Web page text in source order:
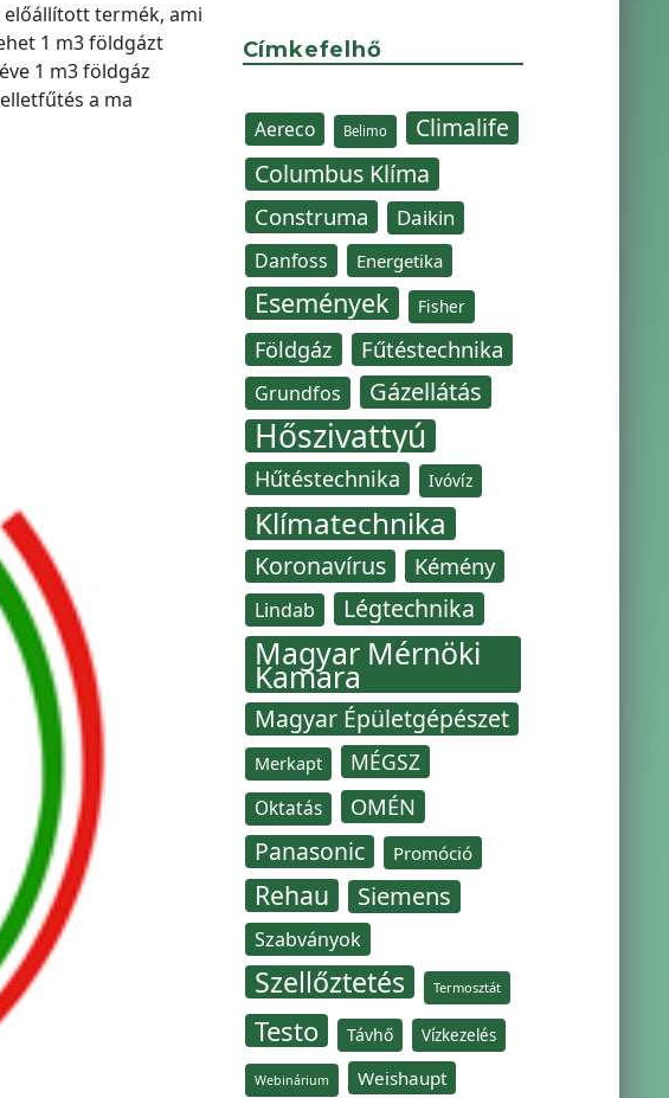
előállított termék, ami
1 m3 földgázt
1 m3 földgáz
a ma
Címkefelhő
Aereco Belimo
Climalife
Columbus Klíma
Construma Daikin
Danfoss Energetika
Események Fisher
Földgáz Fűtéstechnika
Grundfos Gázellátás
Hőszivattyú
Hűtéstechnika Ivóvíz
Klímatechnika
Koronavírus Kémény
Lindab Légtechnika
Magyar Mérnöki
Kamara
Magyar Épületgépészet
Merkapt MÉGSZ
Oktatás OMÉN
Panasonic Promóció
Rehau Siemens
Szabványok
Szellőztetés Termosztát
Testo Távhő Vízkezelés
Webinárium Weishaupt